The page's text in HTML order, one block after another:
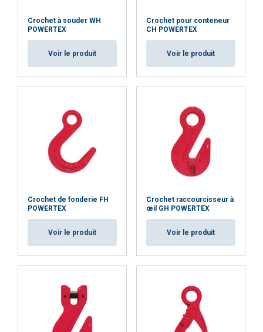
Crochet à souder WH
POWERTEX
Voir le produit
Crochet pour conteneur
CH POWERTEX
Voir le produit
Crochet de fonderie FH
POWERTEX
Voir le produit
Crochet raccourcisseur à
œil GH POWERTEX
Voir le produit
DUTCH
ENGLISH TRANSLATION
FRENCH
Ce site Web utilise des cookies
Nous utilisons des cookies pour personnaliser le
sur votre utilisation de notre site avec nos
partenaires de publicité et d"analyse qui
peuvent les combiner avec d"autres
informations que vous leur avez fournies ou
qu"ils ont collectées lors de votre utilisation de
Strictement
nécessaires
Performance Ciblage